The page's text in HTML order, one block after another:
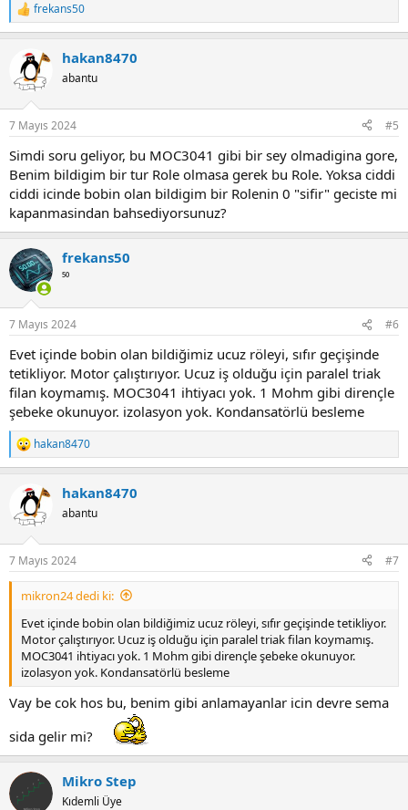
R
e
i
s
frekans50
hakan8470
abantu
7 Mayıs 2024 #5
Simdi soru geliyor, bu MOC3041 gibi bir sey olmadigina gore,
Benim bildigim bir tur Role olmasa gerek bu Role. Yoksa ciddi
ciddi icinde bobin olan bildigim bir Rolenin 0 "sifir" geciste mi
kapanmasindan bahsediyorsunuz?
frekans50
⁵⁰
7 Mayıs 2024 #6
Evet içinde bobin olan bildiğimiz ucuz röleyi, sıfır geçişinde
tetikliyor. Motor çalıştırıyor. Ucuz iş olduğu için paralel triak
filan koymamış. MOC3041 ihtiyacı yok. 1 Mohm gibi dirençle
şebeke okunuyor. izolasyon yok. Kondansatörlü besleme
R
e
i
s
:
hakan8470
hakan8470
abantu
7 Mayıs 2024 #7
mikron24 dedi ki:
Evet içinde bobin olan bildiğimiz ucuz röleyi, sıfır geçişinde tetikliyor.
Motor çalıştırıyor. Ucuz iş olduğu için paralel triak filan koymamış.
MOC3041 ihtiyacı yok. 1 Mohm gibi dirençle şebeke okunuyor.
izolasyon yok. Kondansatörlü besleme
Vay be cok hos bu, benim gibi anlamayanlar icin devre sema
sida gelir mi?
Mikro Step
Kıdemli Üye